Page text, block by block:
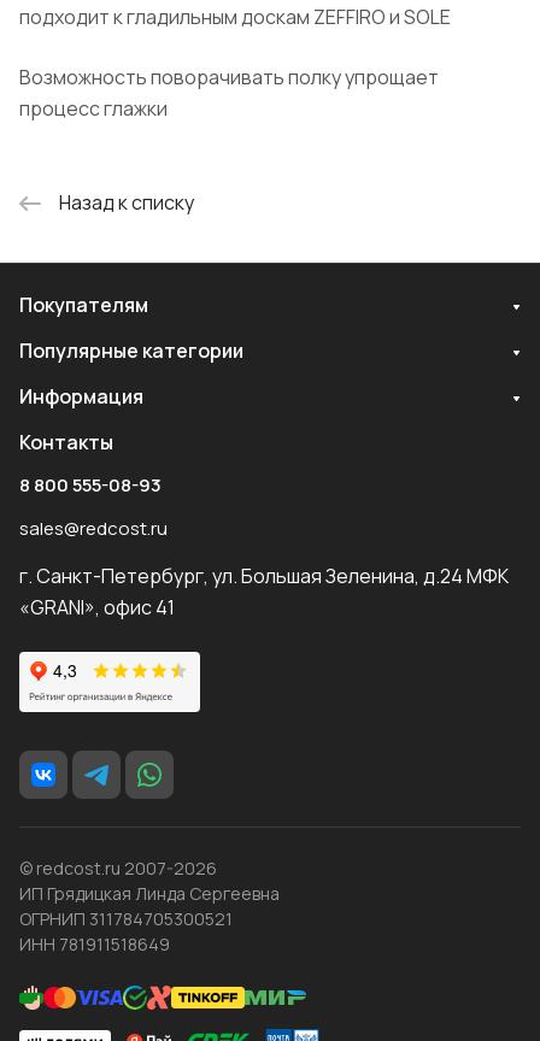
подходит к гладильным доскам ZEFFIRO и SOLE
Возможность поворачивать полку упрощает
процесс глажки
Назад к списку
Покупателям
Популярные категории
Информация
Контакты
8 800 555-08-93
sales@redcost.ru
г. Санкт-Петербург, ул. Большая Зеленина, д.24 МФК
«GRANI», офис 41
© redcost.ru 2007-2026
ИП Грядицкая Линда Сергеевна
ОГРНИП 311784705300521
ИНН 781911518649